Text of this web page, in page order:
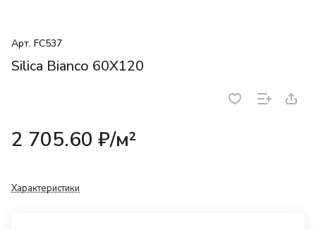
Арт. FC537
Silica Bianco 60X120
2 705.60 ₽/м²
Характеристики